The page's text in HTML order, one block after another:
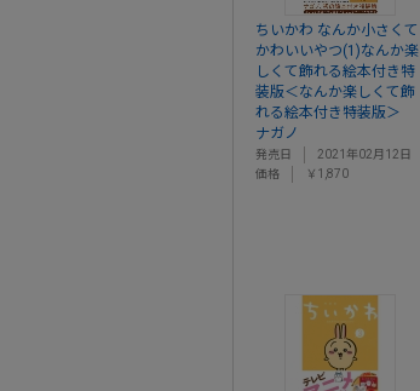
ちいかわ なんか小さくて
かわいいやつ(1)なんか楽
しくて飾れる絵本付き特
装版＜なんか楽しくて飾
れる絵本付き特装版＞
ナガノ
発売日
2021年02月12日
価格
￥1,870